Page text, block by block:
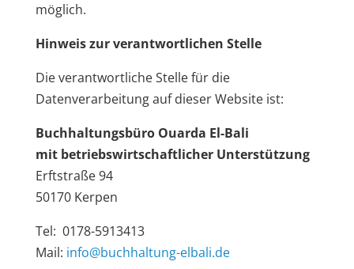
möglich.
Hinweis zur verantwortlichen Stelle
Die verantwortliche Stelle für die
Datenverarbeitung auf dieser Website ist:
Buchhaltungsbüro Ouarda El-Bali
mit betriebswirtschaftlicher Unterstützung
Erftstraße 94
50170 Kerpen
Tel: 0178-5913413
Mail: info@buchhaltung-elbali.de